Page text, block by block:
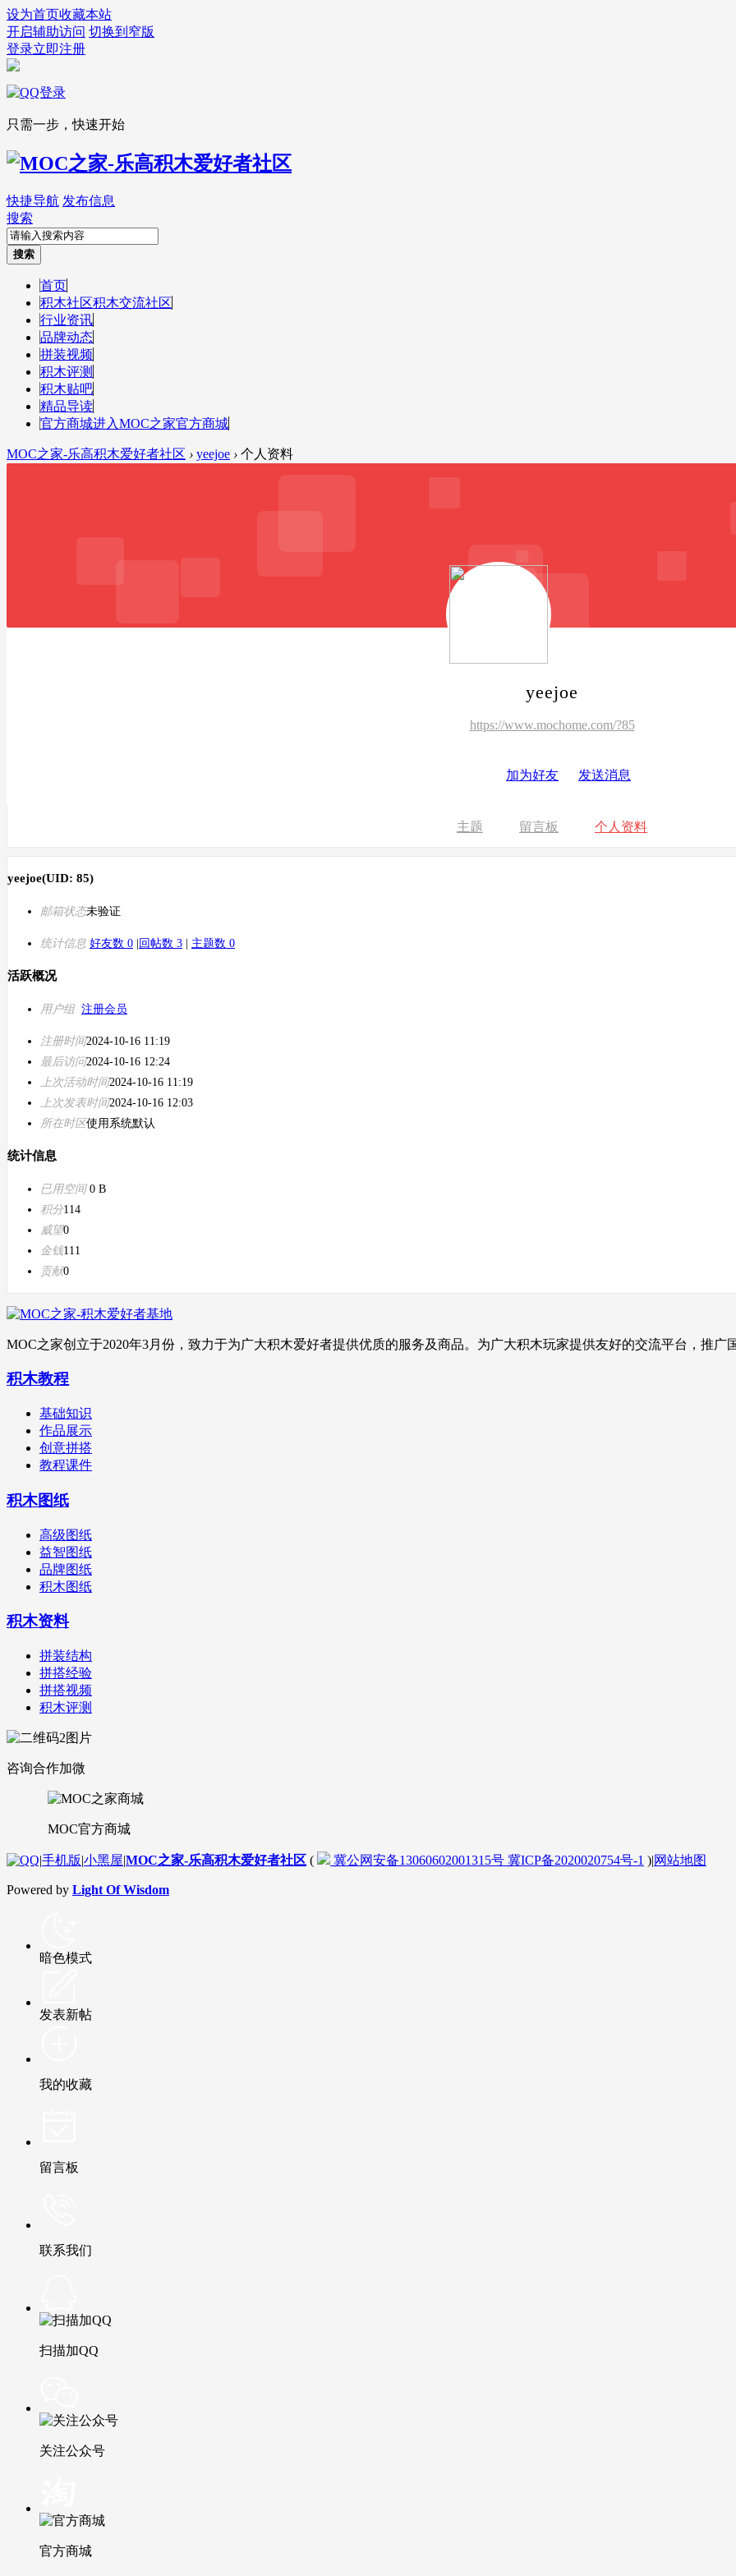
设为首页收藏本站
开启辅助访问 切换到窄版
登录立即注册
只需一步，快速开始
快捷导航 发布信息
搜索
搜索
首页
积木社区积木交流社区
行业资讯
品牌动态
拼装视频
积木评测
积木贴吧
精品导读
官方商城进入MOC之家官方商城
MOC之家-乐高积木爱好者社区 › yeejoe › 个人资料
yeejoe
https://www.mochome.com/?85
加为好友 发送消息
主题 留言板 个人资料
yeejoe(UID: 85)
邮箱状态未验证
统计信息 好友数 0 回帖数 3 主题数 0
活跃概况
用户组 注册会员
注册时间2024-10-16 11:19
最后访问2024-10-16 12:24
上次活动时间2024-10-16 11:19
上次发表时间2024-10-16 12:03
所在时区使用系统默认
统计信息
已用空间0 B
积分114
威望0
金钱111
贡献0
MOC之家创立于2020年3月份，致力于为广大积木爱好者提供优质的服务及商品。为广大积木玩家提供友好的交流平台，推广
积木教程
基础知识
作品展示
创意拼搭
教程课件
积木图纸
高级图纸
益智图纸
品牌图纸
积木图纸
积木资料
拼装结构
拼搭经验
拼搭视频
积木评测
咨询合作加微
MOC官方商城
|手机版|小黑屋|MOC之家-乐高积木爱好者社区 ( 冀公网安备13060602001315号 冀ICP备2020020754号-1 )|网站地图
Powered by Light Of Wisdom
暗色模式
发表新帖
我的收藏
留言板
联系我们
扫描加QQ
关注公众号
官方商城